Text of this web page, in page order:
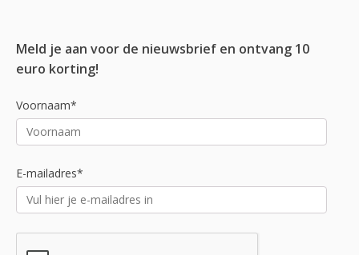
Meld je aan voor de nieuwsbrief en ontvang 10
euro korting!
Voornaam*
E-mailadres*